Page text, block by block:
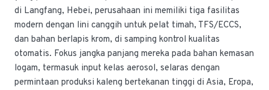
di Langfang, Hebei, perusahaan ini memiliki tiga fasilitas
modern dengan lini canggih untuk pelat timah, TFS/ECCS,
dan bahan berlapis krom, di samping kontrol kualitas
otomatis. Fokus jangka panjang mereka pada bahan kemasan
logam, termasuk input kelas aerosol, selaras dengan
permintaan produksi kaleng bertekanan tinggi di Asia, Eropa,